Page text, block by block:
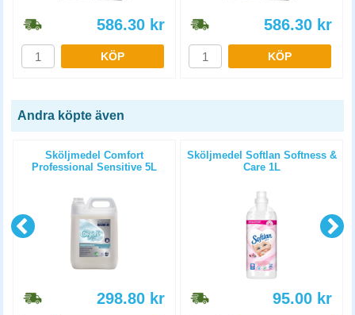
586.30 kr
KÖP
586.30 kr
KÖP
Andra köpte även
Sköljmedel Comfort
Professional Sensitive 5L
298.80 kr
Sköljmedel Softlan Softness &
Care 1L
95.00 kr